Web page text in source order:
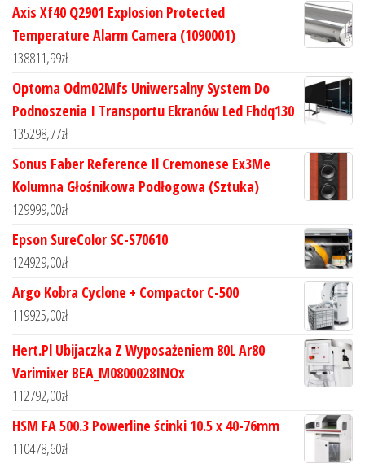
Axis Xf40 Q2901 Explosion Protected
Temperature Alarm Camera (1090001)
138811,99zł
Optoma Odm02Mfs Uniwersalny System Do
Podnoszenia I Transportu Ekranów Led Fhdq130
135298,77zł
Sonus Faber Reference Il Cremonese Ex3Me
Kolumna Głośnikowa Podłogowa (Sztuka)
129999,00zł
Epson SureColor SC-S70610
124929,00zł
Argo Kobra Cyclone + Compactor C-500
119925,00zł
Hert.Pl Ubijaczka Z Wyposażeniem 80L Ar80
Varimixer BEA_M0800028INOx
112792,00zł
HSM FA 500.3 Powerline ścinki 10.5 x 40-76mm
110478,60zł